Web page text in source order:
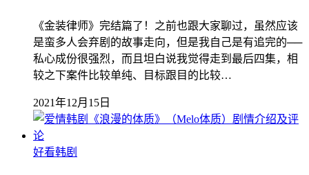
《金装律师》完结篇了！之前也跟大家聊过，虽然应该
是蛮多人会弃剧的故事走向，但是我自己是有追完的──
私心成份很强烈，而且坦白说我觉得走到最后四集，相
较之下案件比较单纯、目标跟目的比较…
2021年12月15日
好看韩剧